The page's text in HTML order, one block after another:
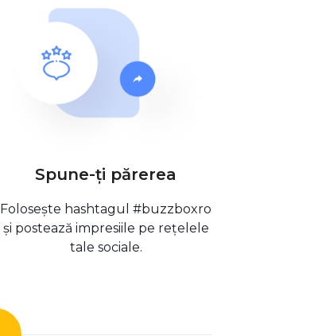
Spune-ți părerea
Folosește hashtagul #buzzboxro
și postează impresiile pe rețelele
tale sociale.